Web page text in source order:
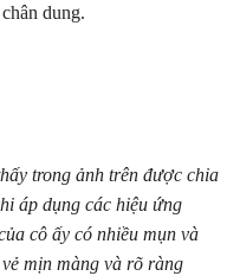
dung.
trong ảnh trên được chia
áp dụng các hiệu ứng
cô ấy có nhiều mụn và
mịn màng và rõ ràng